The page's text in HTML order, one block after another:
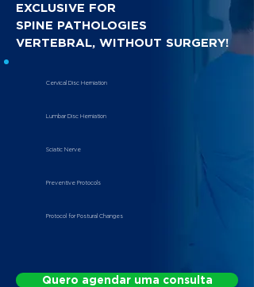
EXCLUSIVE FOR
SPINE PATHOLOGIES
VERTEBRAL, WITHOUT SURGERY!
Cervical Disc Herniation
Lumbar Disc Herniation
Sciatic Nerve
Preventive Protocols
Protocol for Postural Changes
Quero agendar uma consulta